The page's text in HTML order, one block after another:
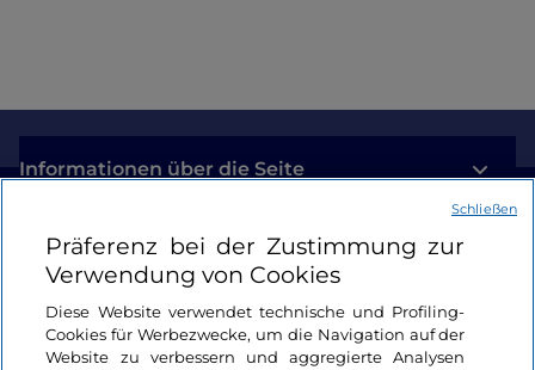
Informationen über die Seite
Nützliche Links
Login
Bleiben wir in Kontakt
Präferenz bei der Zustimmung zur
Verwendung von Cookies
Diese Website verwendet technische und Profiling-
Cookies für Werbezwecke, um die Navigation auf der
Website zu verbessern und aggregierte Analysen
Schließen